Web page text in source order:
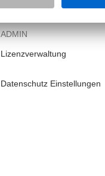
ADMIN
Lizenzverwaltung
Datenschutz Einstellungen